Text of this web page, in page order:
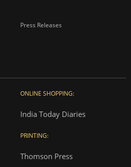
Press Releases
ONLINE SHOPPING:
India Today Diaries
PRINTING:
Thomson Press